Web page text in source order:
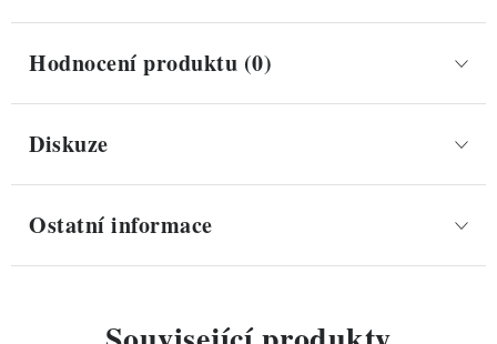
Hodnocení produktu (0)
Diskuze
Ostatní informace